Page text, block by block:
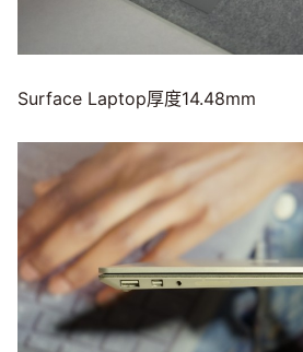
Surface Laptop厚度14.48mm